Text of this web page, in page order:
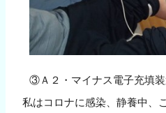
③Ａ２・マイナス電子充填
私はコロナに感染、静養中、